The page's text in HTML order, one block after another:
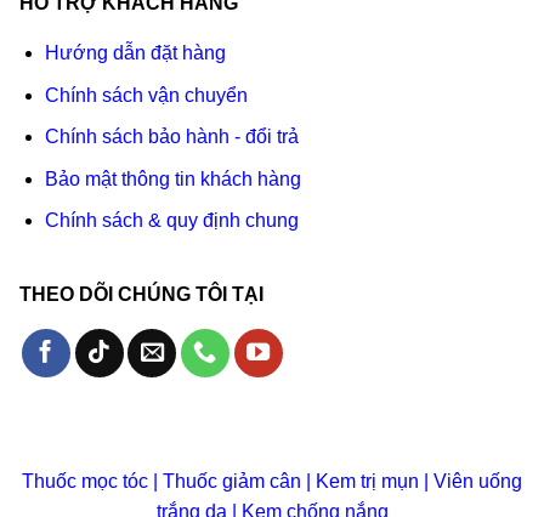
Hướng dẫn đặt hàng
Chính sách vận chuyển
Chính sách bảo hành - đổi trả
Bảo mật thông tin khách hàng
Chính sách & quy định chung
THEO DÕI CHÚNG TÔI TẠI
Thuốc mọc tóc Thuốc giảm cân Kem trị mụn
Viên uống
trắng da
Kem chống nắng